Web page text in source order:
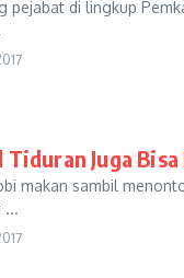
pejabat di lingkup
Tiduran Juga
makan sambil
...